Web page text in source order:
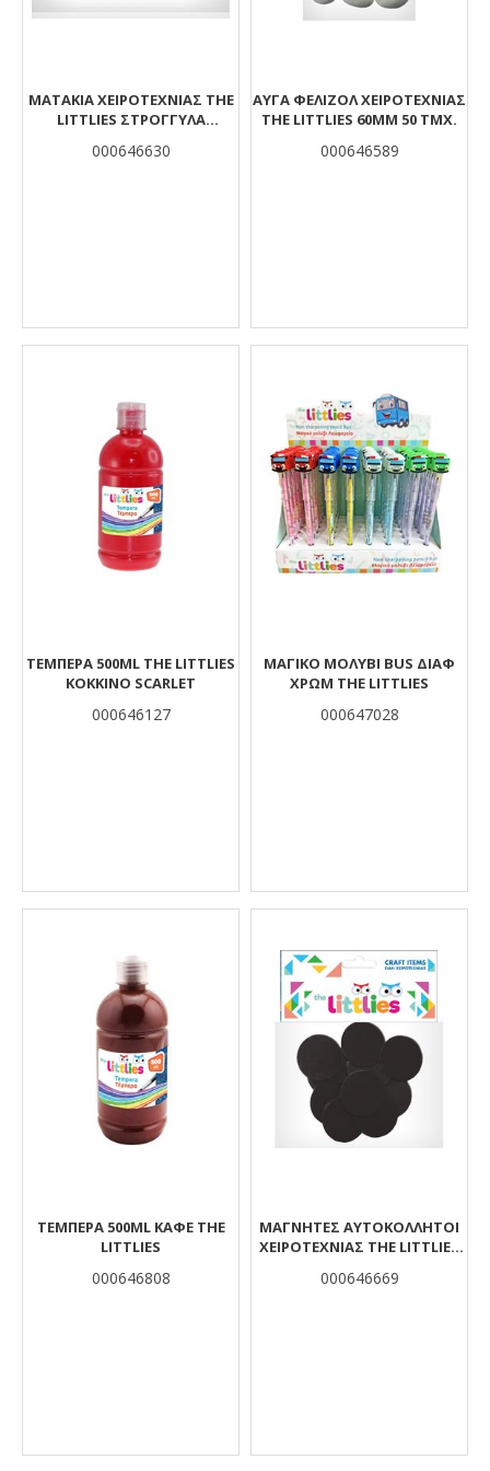
ΜΑΤΆΚΙΑ ΧΕΙΡΟΤΕΧΝΊΑΣ THE
LITTLIES ΣΤΡΌΓΓΥΛΑ
8X16MM-10X12MM 22 ΤΜΧ.
000646630
ΑΥΓΆ ΦΕΛΙΖΌΛ ΧΕΙΡΟΤΕΧΝΊΑΣ
THE LITTLIES 60MM 50 ΤΜΧ.
000646589
ΤΈΜΠΕΡΑ 500ML THE LITTLIES
ΚΌΚΚΙΝΟ SCARLET
000646127
ΜΑΓΙΚΟ ΜΟΛΥΒΙ BUS ΔΙΑΦ
ΧΡΩΜ THE LITTLIES
000647028
ΤΈΜΠΕΡΑ 500ML ΚΑΦΈ THE
LITTLIES
000646808
ΜΑΓΝΉΤΕΣ ΑΥΤΟΚΌΛΛΗΤΟΙ
ΧΕΙΡΟΤΕΧΝΊΑΣ THE LITTLIES
000646669